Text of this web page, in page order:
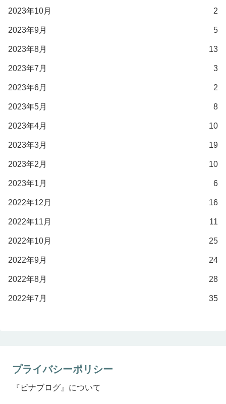
2023年10月 2
2023年9月 5
2023年8月 13
2023年7月 3
2023年6月 2
2023年5月 8
2023年4月 10
2023年3月 19
2023年2月 10
2023年1月 6
2022年12月 16
2022年11月 11
2022年10月 25
2022年9月 24
2022年8月 28
2022年7月 35
プライバシーポリシー
『ビナブログ』について